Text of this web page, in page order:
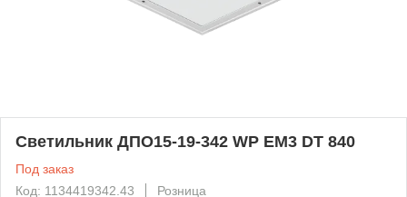
Светильник ДПО15-19-342 WP ЕМ3 DT 840
Под заказ
Код: 1134419342.43
Розница